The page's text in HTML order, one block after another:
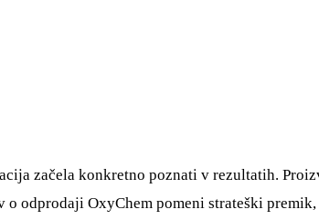
začela konkretno poznati v rezultatih.
OxyChem pomeni strateški